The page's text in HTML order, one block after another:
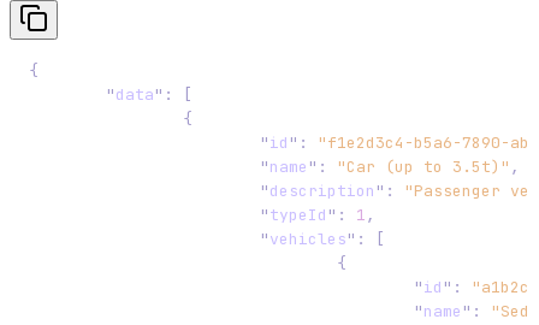
{
	"
data" :
[
		{
			"
id " :
"f1e2d3c4-b5a6-7890-
			"
name " : "Car (up to 3.5t)" ,
			"
description " :
"Passenger
			"
typeId " : 1 ,
			"
vehicles" :
[
				{
					"
id " :
					"
name " :